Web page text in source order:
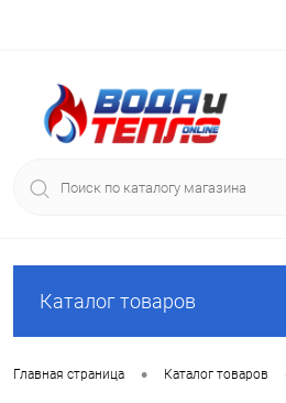
Каталог товаров
Главная страница • Каталог товаров